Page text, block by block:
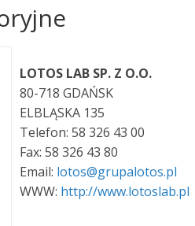
LOTOS LAB SP. Z O.O.
80-718 GDAŃSK
ELBLĄSKA 135
Telefon: 58 326 43 00
Fax: 58 326 43 80
Email: lotos@grupalotos.pl
WWW: http://www.lotoslab.pl